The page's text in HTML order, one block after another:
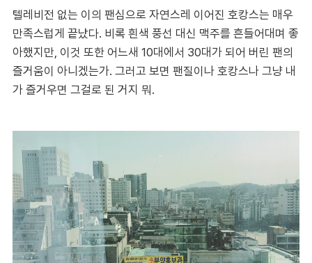
텔레비전 없는 이의 팬심으로 자연스레 이어진 호캉스는 매우
만족스럽게 끝났다. 비록 흰색 풍선 대신 맥주를 흔들어대며 좋
아했지만, 이것 또한 어느새 10대에서 30대가 되어 버린 팬의
즐거움이 아니겠는가. 그러고 보면 팬질이나 호캉스나 그냥 내
가 즐거우면 그걸로 된 거지 뭐.